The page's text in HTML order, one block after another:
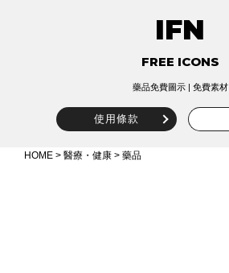
IFN
FREE ICONS
藥品免費圖示 | 免費素材
使用條款
HOME > 醫療・健康 > 藥品